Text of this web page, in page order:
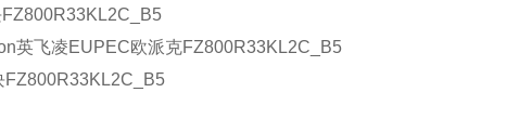
FZ800R33KL2C_B5
英飞凌EUPEC欧派克FZ800R33KL2C_B5
FZ800R33KL2C_B5